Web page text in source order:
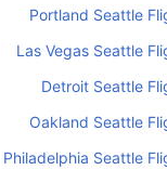
Portland Seattle
Las Vegas Seattle
Detroit Seattle
Oakland Seattle
Philadelphia Seattle